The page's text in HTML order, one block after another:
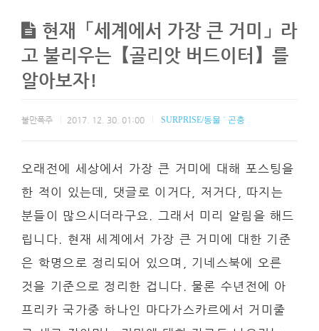
현재「세계에서 가장 큰 거미」라
고 불리우는【골리앗 버드이터】를
알아보자!
불만폭주 2017. 12. 30. 01:00 SURPRISE/동물 ˙ 곤충
오래전에 세상에서 가장 큰 거미에 대해 포스팅을
한 적이 있는데, 댓글로 이거다, 저거다, 따지는
분들이 많으시더라구요. 그래서 미리 알림을 해드
립니다. 현재 세계에서 가장 큰 거미에 대한 기준
은 학명으로 정리되어 있으며, 기네스북에 오른
것을 기준으로 정리한 겁니다. 물론 수년전에 아
프리카 국가중 하나인 마다가스카르에서 거미줄